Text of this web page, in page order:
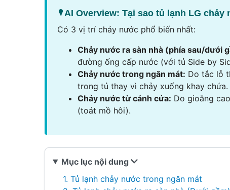
AI Overview: Tại sao tủ lạnh LG chảy
Có 3 vị trí chảy nước phổ biến nhất:
Chảy nước ra sàn nhà (phía sau/dưới
đường ống cấp nước (với tủ Side by
Chảy nước trong ngăn mát: Do tắc lỗ
trong tủ thay vì chảy xuống khay chứa.
Chảy nước từ cánh cửa: Do gioăng
(toát mồ hôi).
Mục lục nội dung
1. Tủ lạnh chảy nước trong ngăn mát